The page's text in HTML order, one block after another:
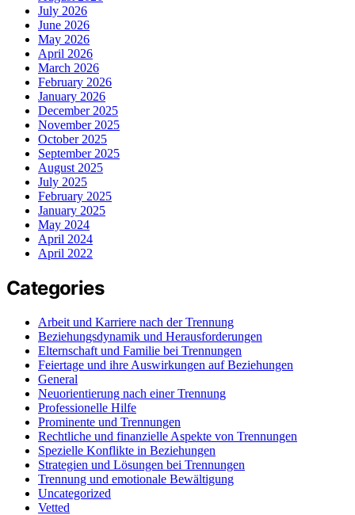
July 2026
June 2026
May 2026
April 2026
March 2026
February 2026
January 2026
December 2025
November 2025
October 2025
September 2025
August 2025
July 2025
February 2025
January 2025
May 2024
April 2024
April 2022
Categories
Arbeit und Karriere nach der Trennung
Beziehungsdynamik und Herausforderungen
Elternschaft und Familie bei Trennungen
Feiertage und ihre Auswirkungen auf Beziehungen
General
Neuorientierung nach einer Trennung
Professionelle Hilfe
Prominente und Trennungen
Rechtliche und finanzielle Aspekte von Trennungen
Spezielle Konflikte in Beziehungen
Strategien und Lösungen bei Trennungen
Trennung und emotionale Bewältigung
Uncategorized
Vetted